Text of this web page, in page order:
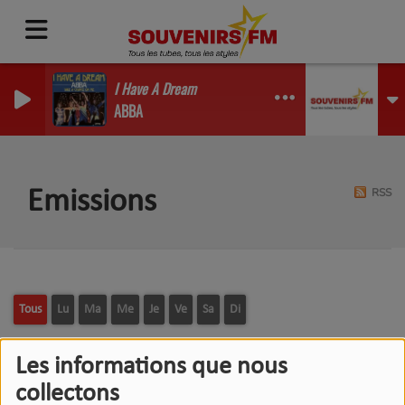
Les informations que nous
collectons
I Have A Dream
ABBA
Emissions RSS
Tous Lu Ma Me Je Ve Sa Di
L'INVITÉ(E) DU 12/13 DE